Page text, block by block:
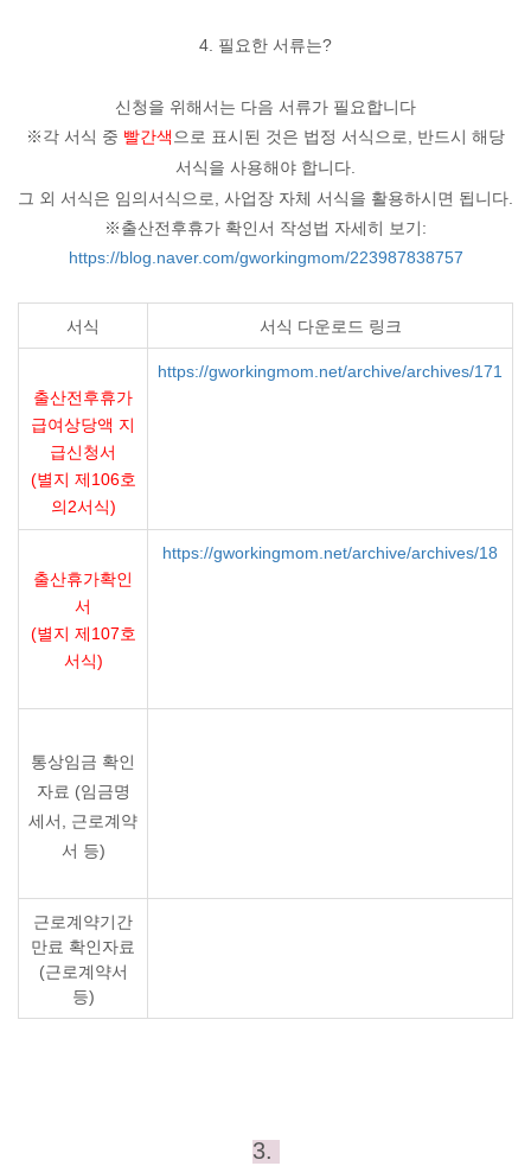
4. 필요한 서류는?
신청을 위해서는 다음 서류가 필요합니다
※각 서식 중 빨간색 으로 표시된 것은 법정 서식으로, 반드시 해당
서식을 사용해야 합니다.
그 외 서식은 임의서식으로, 사업장 자체 서식을 활용하시면 됩니다.
※출산전후휴가 확인서 작성법 자세히 보기:
https://blog.naver.com/gworkingmom/223987838757
서식 서식 다운로드 링크
출산전후휴가
급여상당액 지
급신청서
(별지 제106호
의2서식)
https://gworkingmom.net/archive/archives/171
출산휴가확인
서
(별지 제107호
서식)
https://gworkingmom.net/archive/archives/18
통상임금 확인
자료 (임금명
세서, 근로계약
서 등)
근로계약기간
만료 확인자료
(근로계약서
등)
3.